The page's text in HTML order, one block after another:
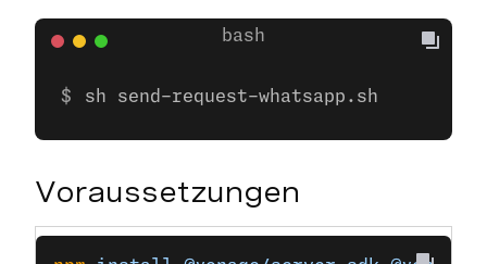
sh send-request-whatsapp.sh
Voraussetzungen